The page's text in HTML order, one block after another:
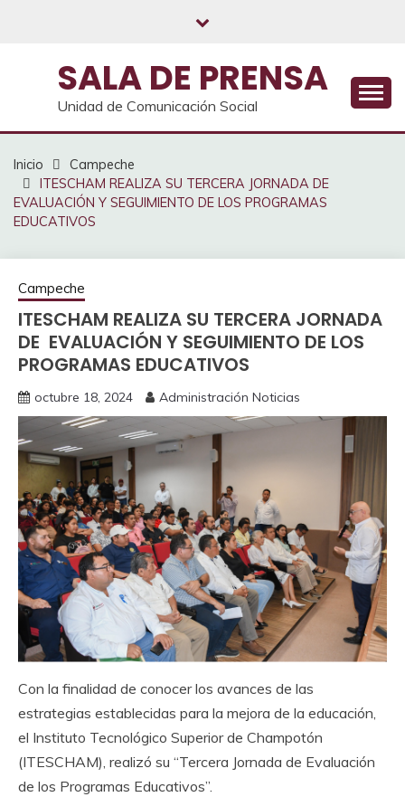
SALA DE PRENSA
Unidad de Comunicación Social
Inicio
Campeche
ITESCHAM REALIZA SU TERCERA JORNADA DE
EVALUACIÓN Y SEGUIMIENTO DE LOS PROGRAMAS
EDUCATIVOS
Campeche
ITESCHAM REALIZA SU TERCERA JORNADA
DE EVALUACIÓN Y SEGUIMIENTO DE LOS
PROGRAMAS EDUCATIVOS
octubre 18, 2024 Administración Noticias
Con la finalidad de conocer los avances de las
estrategias establecidas para la mejora de la educación,
el Instituto Tecnológico Superior de Champotón
(ITESCHAM), realizó su “Tercera Jornada de Evaluación
de los Programas Educativos”.